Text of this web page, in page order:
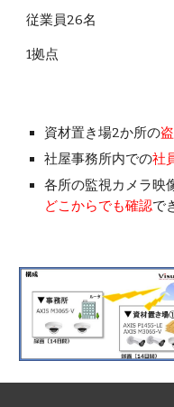
従業員26名
1拠点
資材置き場2か所の
社屋事務所内での社
各所の監視カメラ映
どこからでも確認で